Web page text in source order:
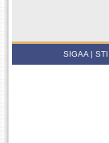
SIGAA |